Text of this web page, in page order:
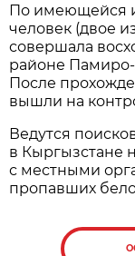
По имеющейся
человек (двое
совершала
районе Памиро-
После
вышли на
Ведутся
в Кыргызстане
с местными
пропавших